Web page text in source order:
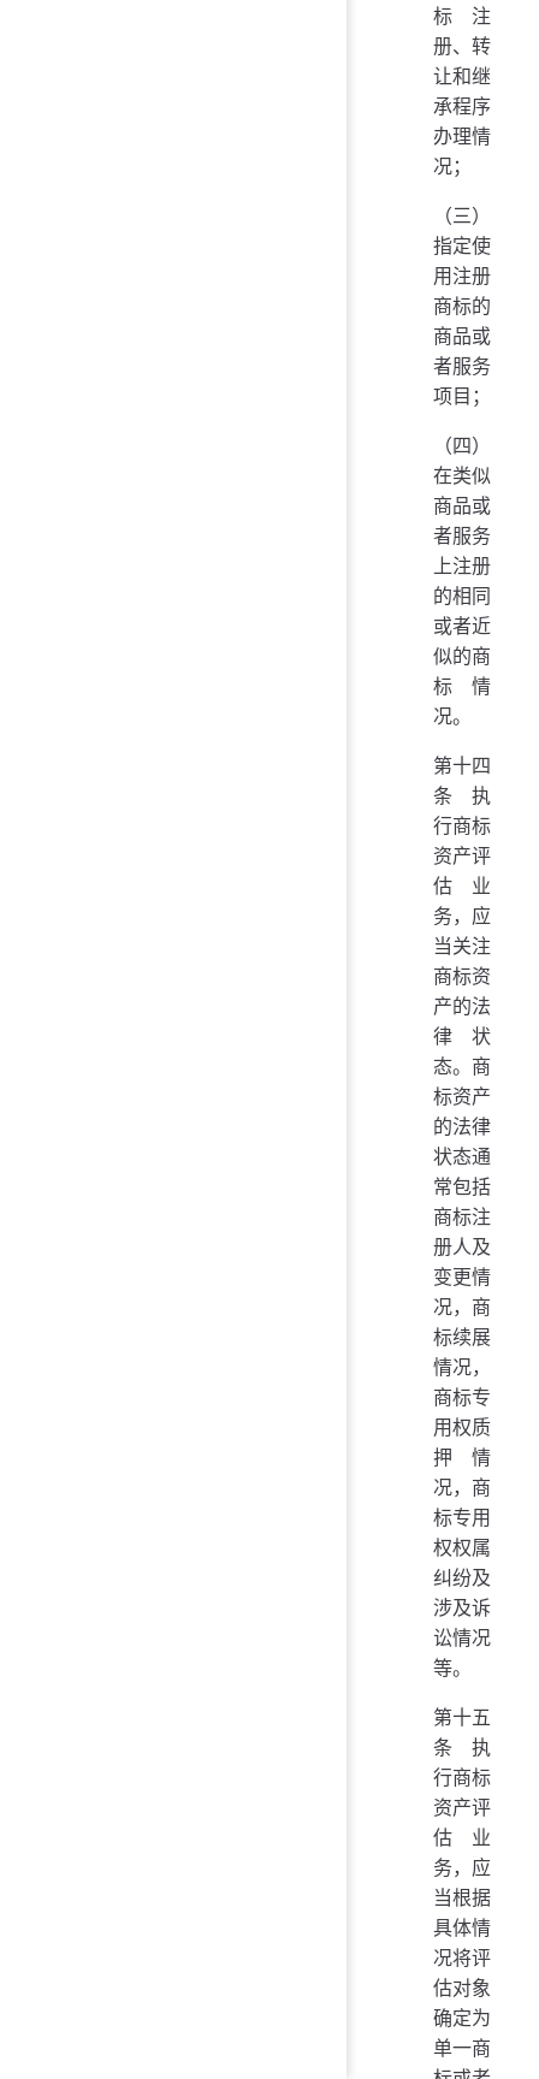
标注
册、转
让和继
承程序
办理情
况；
（三）
指定使
用注册
商标的
商品或
者服务
项目；
（四）
在类似
商品或
者服务
上注册
的相同
或者近
似的商
标情
况。
第十四
条 执
行商标
资产评
估业
务，应
当关注
商标资
产的法
律状
态。商
标资产
的法律
状态通
常包括
商标注
册人及
变更情
况，商
标续展
情况，
商标专
用权质
押情
况，商
标专用
权权属
纠纷及
涉及诉
讼情况
等。
第十五
条 执
行商标
资产评
估业
务，应
当根据
具体情
况将评
估对象
确定为
单一商